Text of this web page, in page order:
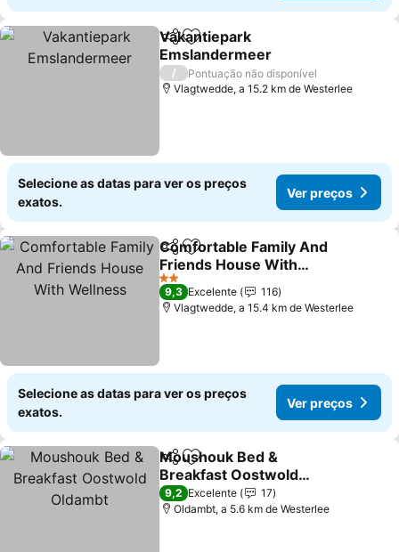
PartilharAdicionar aos favoritos
Vakantiepark
Emslandermeer
/
Pontuação não disponível
Vlagtwedde, a 15.2 km de Westerlee
Selecione as datas para ver os preços
exatos.
Ver preços
PartilharAdicionar aos favoritos
Comfortable Family And
Friends House With
Wellness
2 Estrelas
9,3 Excelente
116
Vlagtwedde, a 15.4 km de Westerlee
Selecione as datas para ver os preços
exatos.
Ver preços
PartilharAdicionar aos favoritos
Moushouk Bed &
Breakfast Oostwold
Oldambt
9,2 Excelente
17
Oldambt, a 5.6 km de Westerlee